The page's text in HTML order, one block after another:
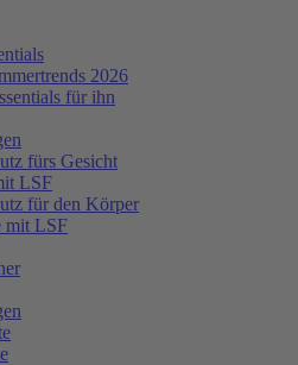
2026
für ihn
fürs Gesicht
LSF
für den Körper
mit LSF